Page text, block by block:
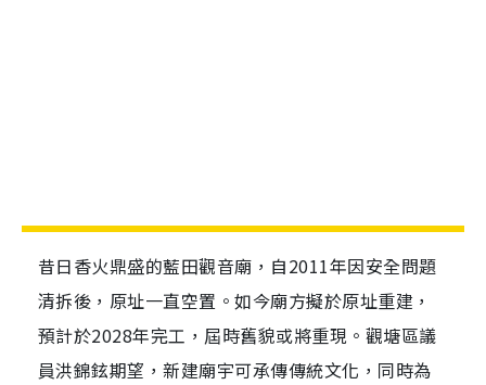
昔日香火鼎盛的藍田觀音廟，自2011年因安全問題
清拆後，原址一直空置。如今廟方擬於原址重建，
預計於2028年完工，屆時舊貌或將重現。觀塘區議
員洪錦鉉期望，新建廟宇可承傳傳統文化，同時為